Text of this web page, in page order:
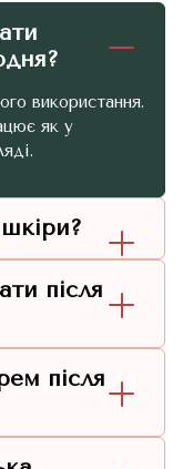
використання.
як у
після
після